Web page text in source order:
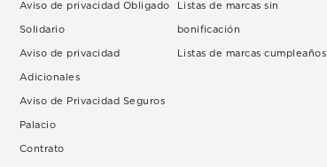
Aviso de privacidad Obligado
Solidario
Aviso de privacidad
Adicionales
Aviso de Privacidad Seguros
Palacio
Contrato
Listas de marcas sin
bonificación
Listas de marcas cumpleaños